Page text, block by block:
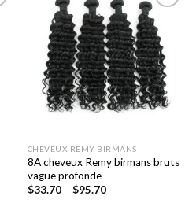
Ajouter
à la liste
de
souhaits
CHEVEUX REMY BIRMANS
8A cheveux Remy birmans bruts
vague profonde
$33.70– $95.70